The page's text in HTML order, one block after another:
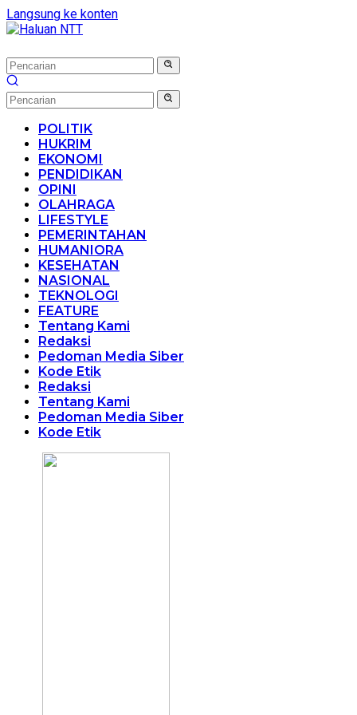
Langsung ke konten
POLITIK
HUKRIM
EKONOMI
PENDIDIKAN
OPINI
OLAHRAGA
LIFESTYLE
PEMERINTAHAN
HUMANIORA
KESEHATAN
NASIONAL
TEKNOLOGI
FEATURE
Tentang Kami
Redaksi
Pedoman Media Siber
Kode Etik
Redaksi
Tentang Kami
Pedoman Media Siber
Kode Etik